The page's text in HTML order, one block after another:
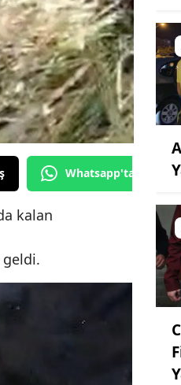
Çanakkale
Çankırı
Çorum
Denizli
Diyarbakır
Edirne
Erzurum
Eskişehir
Whatsapp'tan
kalan
geldi.